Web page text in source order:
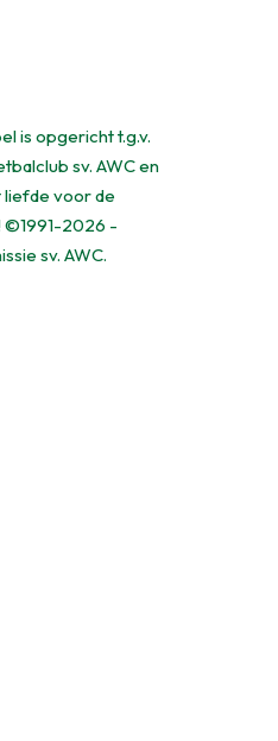
is opgericht t.g.v.
sv. AWC en
liefde voor de
©1991-2026 -
sv. AWC.